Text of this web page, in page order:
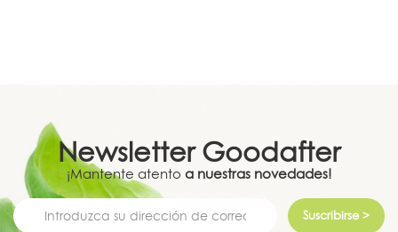
Newsletter Goodafter
¡Mantente atento a nuestras novedades!
Suscribirse >